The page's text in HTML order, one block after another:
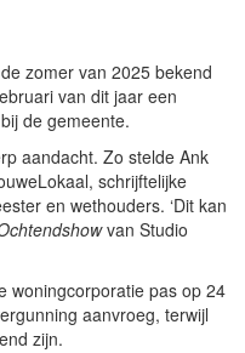
zomer van 2025 bekend
van dit jaar een
de gemeente.
aandacht. Zo stelde Ank
schrijftelijke
en wethouders. ‘Dit kan
van Studio
woningcorporatie pas op 24
aanvroeg, terwijl
zijn.